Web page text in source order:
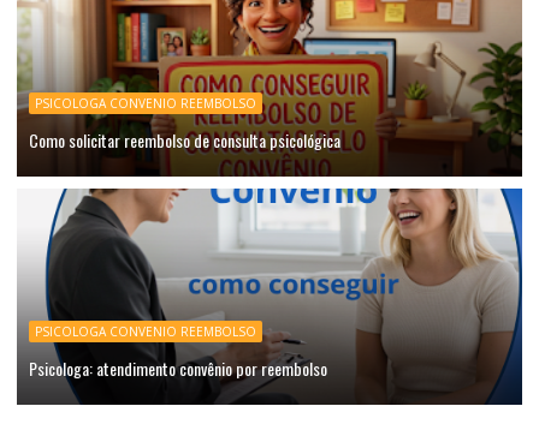
PSICOLOGA CONVENIO REEMBOLSO
Como solicitar reembolso de consulta psicológica
PSICOLOGA CONVENIO REEMBOLSO
Psicologa: atendimento convênio por reembolso